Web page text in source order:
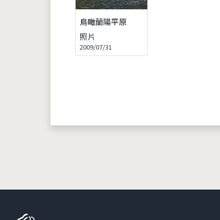
鳥瞰蘭陽平原
照片
2009/07/31